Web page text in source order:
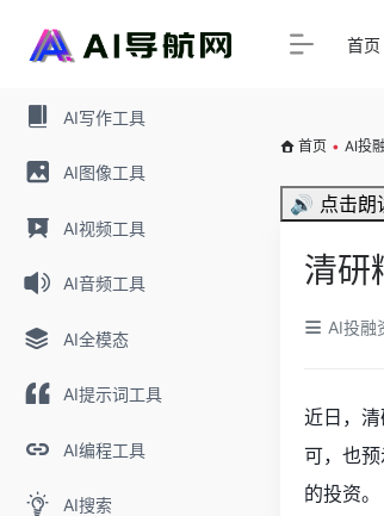
AI写作工具
AI图像工具
AI视频工具
AI音频工具
AI全模态
AI提示词工具
AI编程工具
AI搜索
首页
首页 • AI投
🔊 点击朗
清研
AI投融
近日，
可，也
的投资。